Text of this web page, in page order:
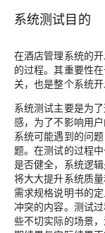
系统测试目的
在酒店管理系统的
的过程。其重要性
关，也是整个系统
系统测试主要是为
感，为了不影响用
系统可能遇到的问
题。在测试的过程
是否健全，系统逻
将大大提升系统质
需求规格说明书的
冲突的内容。测试
些不切实际的场景